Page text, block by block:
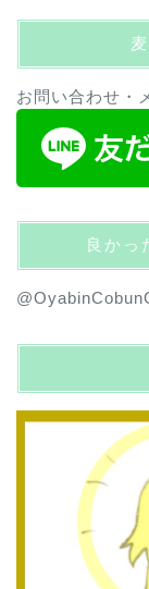
お問い合わせ・
良かっ